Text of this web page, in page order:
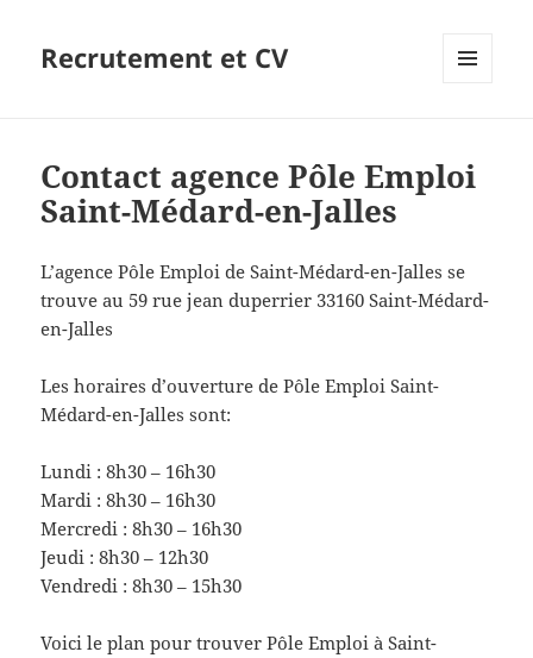
Recrutement et CV
Contact agence Pôle Emploi
Saint-Médard-en-Jalles
L’agence Pôle Emploi de Saint-Médard-en-Jalles se
trouve au 59 rue jean duperrier 33160 Saint-Médard-
en-Jalles
Les horaires d’ouverture de Pôle Emploi Saint-
Médard-en-Jalles sont:
Lundi : 8h30 – 16h30
Mardi : 8h30 – 16h30
Mercredi : 8h30 – 16h30
Jeudi : 8h30 – 12h30
Vendredi : 8h30 – 15h30
Voici le plan pour trouver Pôle Emploi à Saint-